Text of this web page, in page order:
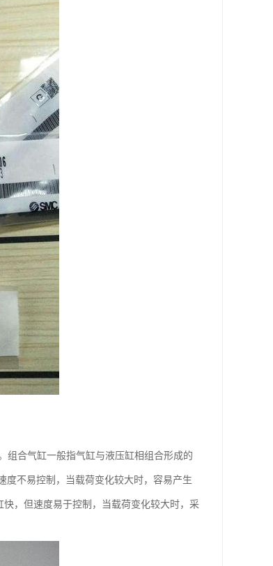
组合气缸一般指气缸与液压缸相组合形成的
度不易控制，当载荷变化较大时，容易产生
，但速度易于控制，当载荷变化较大时，采